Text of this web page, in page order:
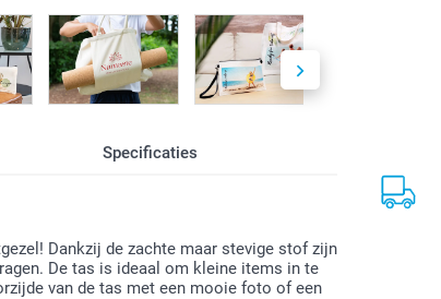
Specificaties
Dankzij de zachte maar stevige stof zijn
De tas is ideaal om kleine items in te
van de tas met een mooie foto of een